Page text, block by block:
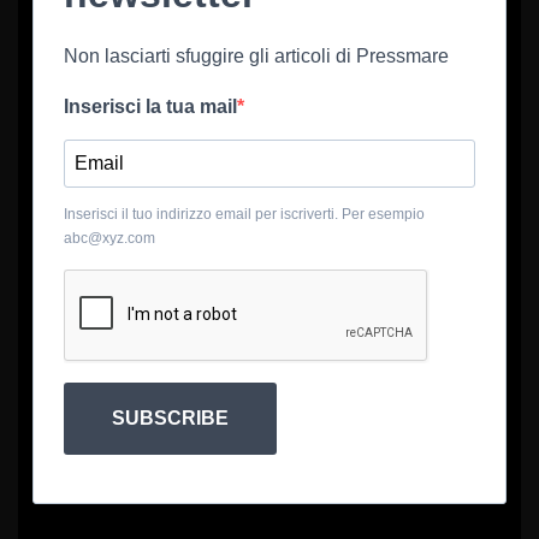
Non lasciarti sfuggire gli articoli di Pressmare
Inserisci la tua mail
Inserisci il tuo indirizzo email per iscriverti. Per esempio
abc@xyz.com
SUBSCRIBE